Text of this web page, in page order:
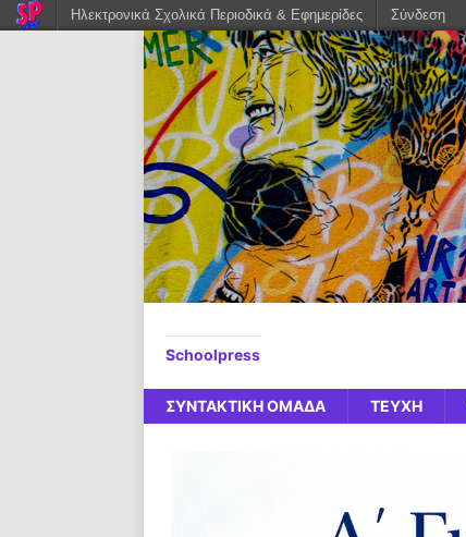
Schoolpress
ΣΥΝΤΑΚΤΙΚΗ ΟΜΑΔΑ ΤΕΥΧΗ
Ηλεκτρονικά Σχολικά Περιοδικά & Εφημερίδες Σύνδεση